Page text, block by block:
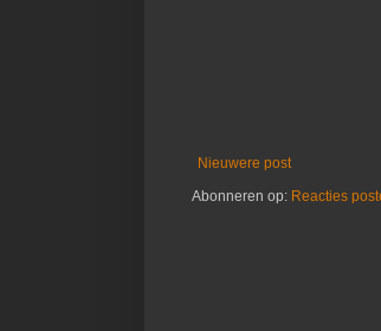
Nieuwere post
Abonneren op: Reacties